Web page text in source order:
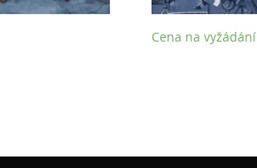
Cena na vyžádání